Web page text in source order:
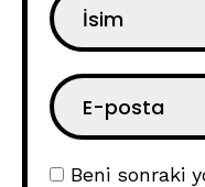
Beni sonraki